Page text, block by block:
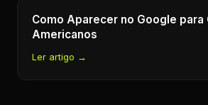
Como Aparecer no Google para
Americanos
Ler artigo →